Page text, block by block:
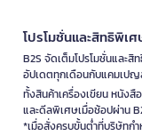
โปรโมชั่นและสิทธิพิเ
B2S จัดเต็มโปรโมชั่นและ
อัปเดตทุกเดือนกับแคมเปญ
ทั้งสินค้าเครื่องเขียน หนัง
และดีลพิเศษเมื่อช้อปผ่าน
*เมื่อสั่งครบขั้นต่ำที่บริษัทก